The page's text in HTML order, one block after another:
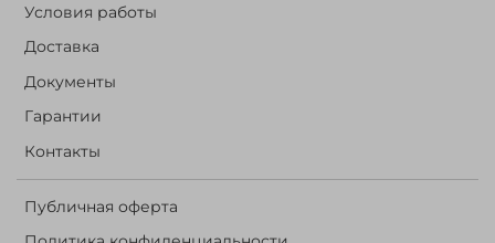
Условия работы
Доставка
Документы
Гарантии
Контакты
Публичная оферта